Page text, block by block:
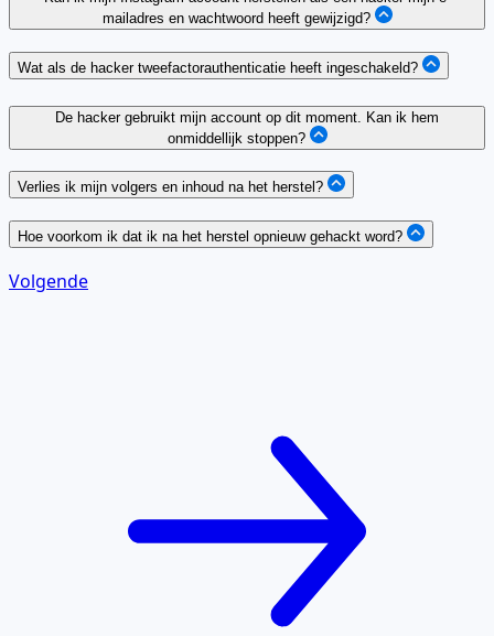
mailadres en wachtwoord heeft gewijzigd?
Wat als de hacker tweefactorauthenticatie heeft ingeschakeld?
De hacker gebruikt mijn account op dit moment. Kan ik hem
onmiddellijk stoppen?
Verlies ik mijn volgers en inhoud na het herstel?
Hoe voorkom ik dat ik na het herstel opnieuw gehackt word?
Volgende